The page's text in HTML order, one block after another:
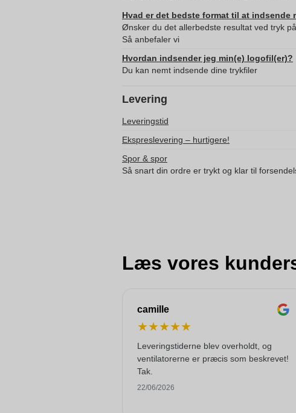
Hvad er det bedste format til at indsende
Ønsker du det allerbedste resultat ved tryk
Så anbefaler vi
Hvordan indsender jeg min(e) logofil(er)?
Du kan nemt indsende dine trykfiler
Levering
Leveringstid
Ekspreslevering – hurtigere!
Spor & spor
Så snart din ordre er trykt og klar til
Læs vores
camille
★★★★★
Leveringstiderne blev overholdt, og
ventilatorerne er præcis som beskrevet!
Tak.
22/06/2026